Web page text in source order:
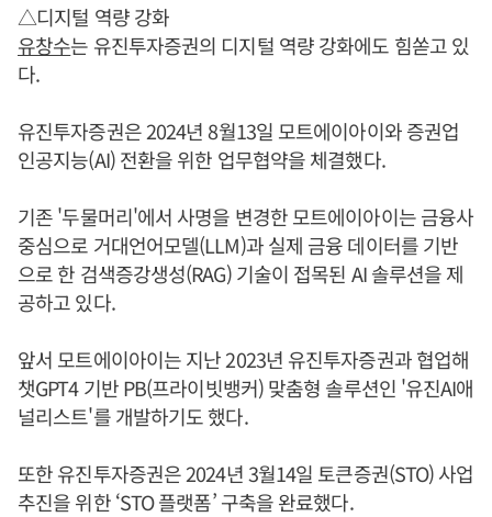
△디지털 역량 강화
유창수는 유진투자증권의 디지털 역량 강화에도 힘쏟고 있
다.
유진투자증권은 2024년 8월13일 모트에이아이와 증권업
인공지능(AI) 전환을 위한 업무협약을 체결했다.
기존 '두물머리'에서 사명을 변경한 모트에이아이는 금융사
중심으로 거대언어모델(LLM)과 실제 금융 데이터를 기반
으로 한 검색증강생성(RAG) 기술이 접목된 AI 솔루션을 제
공하고 있다.
앞서 모트에이아이는 지난 2023년 유진투자증권과 협업해
챗GPT4 기반 PB(프라이빗뱅커) 맞춤형 솔루션인 '유진AI애
널리스트'를 개발하기도 했다.
또한 유진투자증권은 2024년 3월14일 토큰증권(STO) 사업
추진을 위한 ‘STO 플랫폼’ 구축을 완료했다.